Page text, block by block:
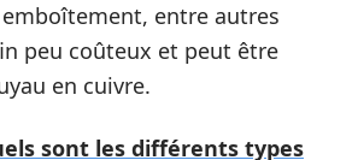
entre autres
peu coûteux et peut être
en cuivre.
sont les différents types